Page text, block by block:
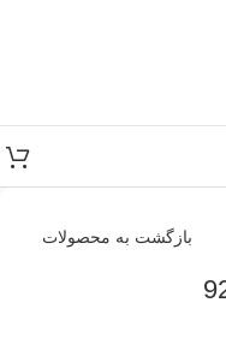
بازگشت به محصولات